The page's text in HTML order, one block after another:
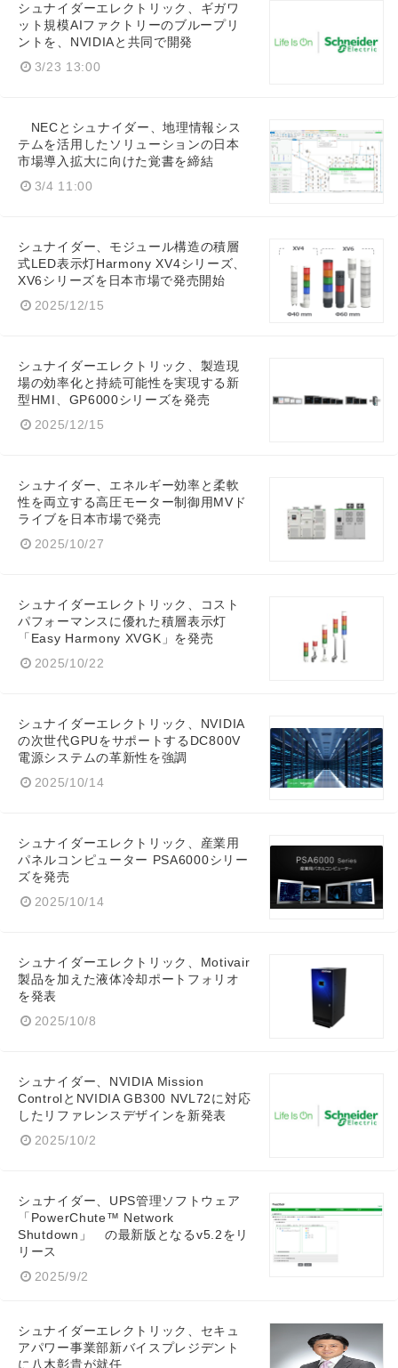
シュナイダーエレクトリック、ギガワ
ット規模AIファクトリーのブループリ
ントを、NVIDIAと共同で開発
3/23 13:00
NECとシュナイダー、地理情報シス
テムを活用したソリューションの日本
市場導入拡大に向けた覚書を締結
3/4 11:00
シュナイダー、モジュール構造の積層
式LED表示灯Harmony XV4シリーズ、
XV6シリーズを日本市場で発売開始
2025/12/15
シュナイダーエレクトリック、製造現
場の効率化と持続可能性を実現する新
型HMI、GP6000シリーズを発売
2025/12/15
シュナイダー、エネルギー効率と柔軟
性を両立する高圧モーター制御用MVド
ライブを日本市場で発売
2025/10/27
シュナイダーエレクトリック、コスト
パフォーマンスに優れた積層表示灯
「Easy Harmony XVGK」を発売
2025/10/22
シュナイダーエレクトリック、NVIDIA
の次世代GPUをサポートするDC800V
電源システムの革新性を強調
2025/10/14
シュナイダーエレクトリック、産業用
パネルコンピューター PSA6000シリー
ズを発売
2025/10/14
シュナイダーエレクトリック、Motivair
製品を加えた液体冷却ポートフォリオ
を発表
2025/10/8
シュナイダー、NVIDIA Mission
ControlとNVIDIA GB300 NVL72に対応
したリファレンスデザインを新発表
2025/10/2
シュナイダー、UPS管理ソフトウェア
「PowerChute™ Network
Shutdown」 の最新版となるv5.2をリ
リース
2025/9/2
シュナイダーエレクトリック、セキュ
アパワー事業部新バイスプレジデント
に八木彰貴が就任